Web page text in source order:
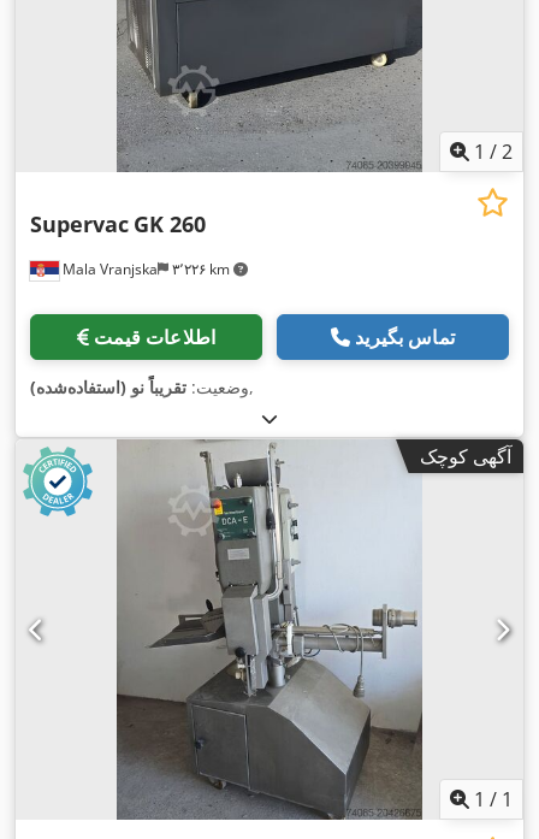
1 /2
Mala Vranjska ۳٬۲۲۶ km
Supervac GK 260
اطلاعات قیمت تماس بگیرید
وضعیت: تقریباً نو (استفاده‌شده) ,
آگهی کوچک
1 / 1